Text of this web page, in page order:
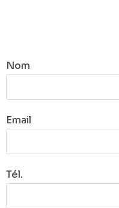
Nom
Email
Tél.